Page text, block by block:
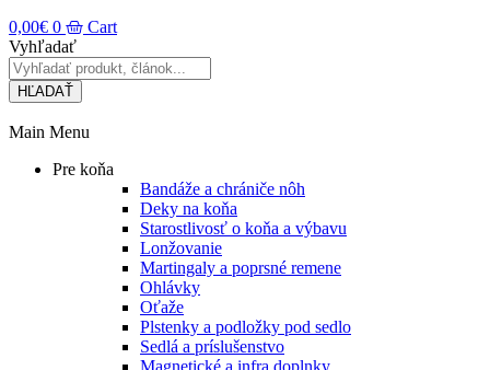
0,00€ 0
Cart
Vyhľadať
HĽADAŤ
Main Menu
Pre koňa
Bandáže a chrániče nôh
Deky na koňa
Starostlivosť o koňa a výbavu
Lonžovanie
Martingaly a poprsné remene
Ohlávky
Oťaže
Plstenky a podložky pod sedlo
Sedlá a príslušenstvo
Magnetické a infra doplnky